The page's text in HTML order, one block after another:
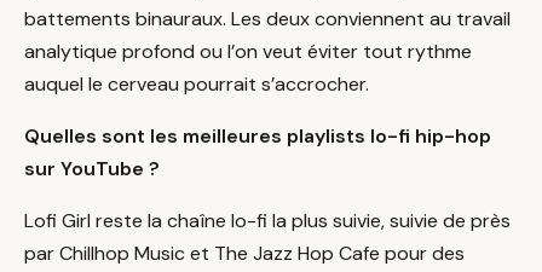
battements binauraux. Les deux conviennent au travail
analytique profond ou l’on veut éviter tout rythme
auquel le cerveau pourrait s’accrocher.
Quelles sont les meilleures playlists lo-fi hip-hop
sur YouTube ?
Lofi Girl reste la chaîne lo-fi la plus suivie, suivie de près
par Chillhop Music et The Jazz Hop Cafe pour des